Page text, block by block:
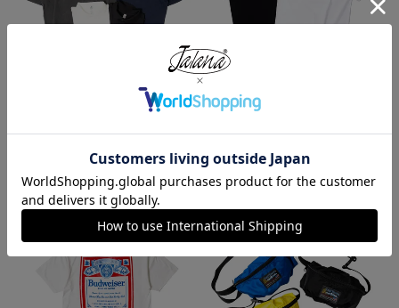
ロサンゼルスアパレル LOS ANGE
LES APPAREL 18412GD 18/1 シ
プロクラブ PRO CLUB ヘビーウ
ェイト コットン 半袖 クルーネッ
今週のベストセラー